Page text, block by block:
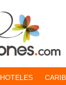
HOTELES